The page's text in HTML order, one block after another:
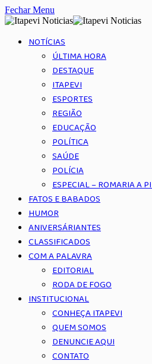
Fechar Menu
NOTÍCIAS
ÚLTIMA HORA
DESTAQUE
ITAPEVI
ESPORTES
REGIÃO
EDUCAÇÃO
POLÍTICA
SAÚDE
POLÍCIA
ESPECIAL – ROMARIA A
FATOS E BABADOS
HUMOR
ANIVERSÁRIANTES
CLASSIFICADOS
COM A PALAVRA
EDITORIAL
RODA DE FOGO
INSTITUCIONAL
CONHEÇA ITAPEVI
QUEM SOMOS
DENUNCIE AQUI
CONTATO